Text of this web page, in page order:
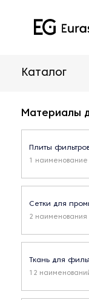
Каталог
Материалы
Плиты
1 наименование
Сетки для
2 наименования
Ткань для
12